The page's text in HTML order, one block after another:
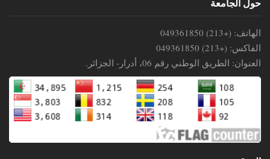
حول الجامعة
الهاتف: (+213) 049361850
الفاكس: (+213) 049361850
العنوان: الطريق الوطني رقم 06، أدرار- الجزائر.